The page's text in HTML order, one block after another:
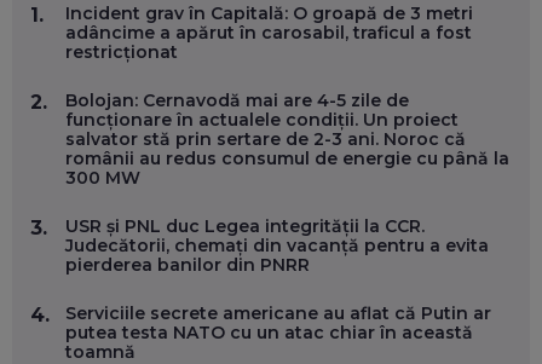
FOLOSEȘTI TEHNOLOGIA CA SĂ FII MAI BUN LA JOB. ȘI CUM
SE VA SCHIMBA MUNCA, ÎN URMĂTORII ANI
EP. 58
MARIUS PAȘCULEA, COFONDATOR AL KULTH: CUM
FOLOSEȘTI TEHNOLOGIA CA SĂ ÎȚI DESCHIZI DRUMUL
CĂTRE ARTĂ, LA NIVEL GLOBAL
EP. 57
ANDREI AVĂDANEI, BIT SENTINEL: CUM ÎȚI PROTEJEZI
EFICIENT VIAȚA ONLINE. ȘI CARE SUNT PRIMII PAȘI ÎNTR-O
EP. 56
1.
Incident grav în Capitală: O groapă de 3 metri
adâncime a apărut în carosabil, traficul a fost
restricționat
2.
Bolojan: Cernavodă mai are 4-5 zile de
funcționare în actualele condiții. Un proiect
salvator stă prin sertare de 2-3 ani. Noroc că
românii au redus consumul de energie cu până la
300 MW
3.
USR și PNL duc Legea integrității la CCR.
Judecătorii, chemați din vacanță pentru a evita
pierderea banilor din PNRR
4.
Serviciile secrete americane au aflat că Putin ar
putea testa NATO cu un atac chiar în această
toamnă